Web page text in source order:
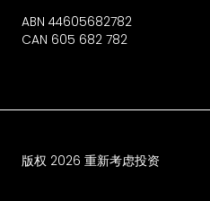
ABN 44605682782
CAN 605 682 782
版权 2026 重新考虑投资